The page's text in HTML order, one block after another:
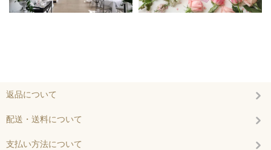
返品について
配送・送料について
支払い方法について